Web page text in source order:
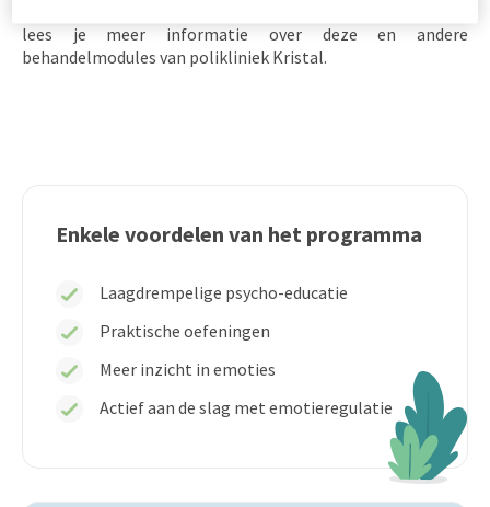
lees je meer informatie over deze en andere
behandelmodules van polikliniek Kristal.
Enkele voordelen van het programma
Laagdrempelige psycho-educatie
Praktische oefeningen
Meer inzicht in emoties
Actief aan de slag met emotieregulatie